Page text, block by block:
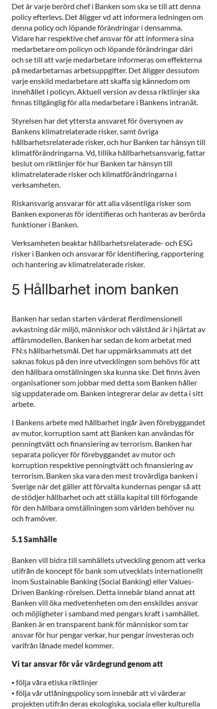
Det är varje berörd chef i Banken som ska se till att denna
policy efterlevs. Det åligger vd att informera ledningen om
denna policy och löpande förändringar i densamma.
Vidare har respektive chef ansvar för att informera sina
medarbetare om policyn och löpande förändringar däri
och se till att varje medarbetare informeras om effekterna
på medarbetarnas arbetsuppgifter. Det åligger dessutom
varje enskild medarbetare att skaffa sig kännedom om
innehållet i policyn. Aktuell version av dessa riktlinjer ska
finnas tillgänglig för alla medarbetare i Bankens intranät.
Styrelsen har det yttersta ansvaret för översynen av
Bankens klimatrelaterade risker, samt övriga
hållbarhetsrelaterade risker, och hur Banken tar hänsyn till
klimatförändringarna. Vd, tillika hållbarhetsansvarig, fattar
beslut om riktlinjer för hur Banken tar hänsyn till
klimatrelaterade risker och klimatförändringarna i
verksamheten.
Riskansvarig ansvarar för att alla väsentliga risker som
Banken exponeras för identifieras och hanteras av berörda
funktioner i Banken.
Verksamheten beaktar hållbarhetsrelaterade- och ESG
risker i Banken och ansvarar för identifiering, rapportering
och hantering av klimatrelaterade risker.
5 Hållbarhet inom banken
Banken har sedan starten värderat flerdimensionell
avkastning där miljö, människor och välstånd är i hjärtat av
affärsmodellen. Banken har sedan de kom arbetat med
FN:s hållbarhetsmål. Det har uppmärksammats att det
saknas fokus på den inre utvecklingen som behövs för att
den hållbara omställningen ska kunna ske. Det finns även
organisationer som jobbar med detta som Banken håller
sig uppdaterade om. Banken integrerar delar av detta i sitt
arbete.
I Bankens arbete med hållbarhet ingår även förebyggandet
av mutor, korruption samt att Banken kan användas för
penningtvätt och finansiering av terrorism. Banken har
separata policyer för förebyggandet av mutor och
korruption respektive penningtvätt och finansiering av
terrorism. Banken ska vara den mest trovärdiga banken i
Sverige när det gäller att förvalta kundernas pengar så att
de stödjer hållbarhet och att ställa kapital till förfogande
för den hållbara omställningen som världen behöver nu
och framöver.
5.1 Samhälle
Banken vill bidra till samhällets utveckling genom att verka
utifrån de koncept för bank som utvecklats internationellt
inom Sustainable Banking (Social Banking) eller Values-
Driven Banking-rörelsen. Detta innebär bland annat att
Banken vill öka medvetenheten om den enskildes ansvar
och möjligheter i samband med pengars kraft i samhället.
Banken är en transparent bank för människor som tar
ansvar för hur pengar verkar, hur pengar investeras och
varifrån lånade medel kommer.
Vi tar ansvar för vår värdegrund genom att
• följa våra etiska riktlinjer
• följa vår utlåningspolicy som innebär att vi värderar
projekten utifrån deras ekologiska, sociala eller kulturella